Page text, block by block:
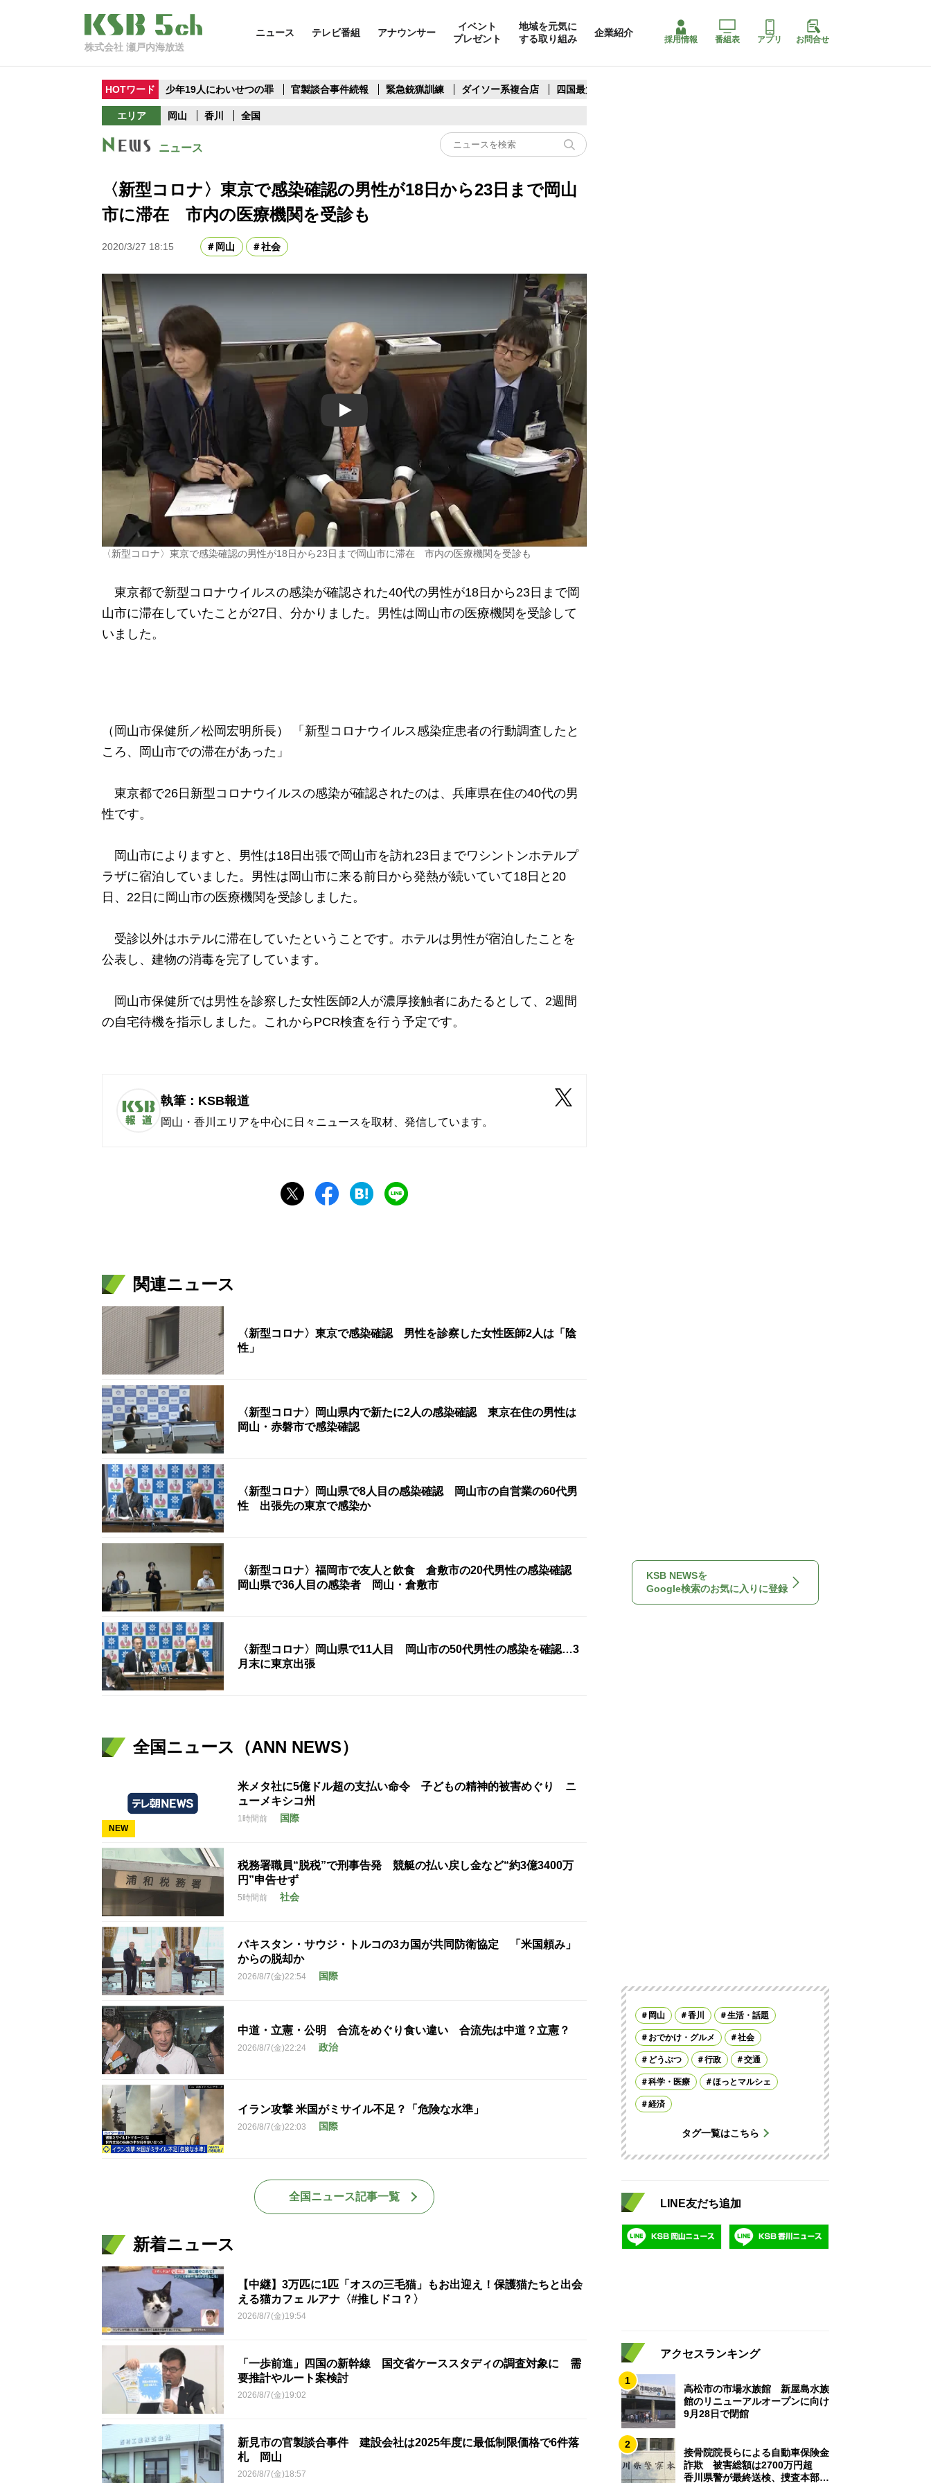
株式会社 瀬戸内海放送
ニュース テレビ番組 アナウンサー
イベント
プレゼント
地域を元気に
する取り組み
企業紹介
採用情報 番組表 アプリ お問合せ
HOTワード 少年19人にわいせつの罪 官製談合事件続報 緊急銃猟訓練 ダイソー系複合店 四国最大スリコ
エリア 岡山 香川 全国
ニュース
〈新型コロナ〉東京で感染確認の男性が18日から23日まで岡山
市に滞在 市内の医療機関を受診も
2020/3/27 18:15 岡山 社会
Play
〈新型コロナ〉東京で感染確認の男性が18日から23日まで岡山市に滞在 市内の医療機関を受診も
東京都で新型コロナウイルスの感染が確認された40代の男性が18日から23日まで岡
山市に滞在していたことが27日、分かりました。男性は岡山市の医療機関を受診して
いました。
（岡山市保健所／松岡宏明所長） 「新型コロナウイルス感染症患者の行動調査したと
ころ、岡山市での滞在があった」
東京都で26日新型コロナウイルスの感染が確認されたのは、兵庫県在住の40代の男
性です。
岡山市によりますと、男性は18日出張で岡山市を訪れ23日までワシントンホテルプ
ラザに宿泊していました。男性は岡山市に来る前日から発熱が続いていて18日と20
日、22日に岡山市の医療機関を受診しました。
受診以外はホテルに滞在していたということです。ホテルは男性が宿泊したことを
公表し、建物の消毒を完了しています。
岡山市保健所では男性を診察した女性医師2人が濃厚接触者にあたるとして、2週間
の自宅待機を指示しました。これからPCR検査を行う予定です。
執筆：KSB報道
岡山・香川エリアを中心に日々ニュースを取材、発信しています。
関連ニュース
〈新型コロナ〉東京で感染確認 男性を診察した女性医師2人は「陰
性」
〈新型コロナ〉岡山県内で新たに2人の感染確認 東京在住の男性は
岡山・赤磐市で感染確認
〈新型コロナ〉岡山県で8人目の感染確認 岡山市の自営業の60代男
性 出張先の東京で感染か
〈新型コロナ〉福岡市で友人と飲食 倉敷市の20代男性の感染確認
岡山県で36人目の感染者 岡山・倉敷市
〈新型コロナ〉岡山県で11人目 岡山市の50代男性の感染を確認…3
月末に東京出張
全国ニュース（ANN NEWS）
NEW
米メタ社に5億ドル超の支払い命令 子どもの精神的被害めぐり ニ
ューメキシコ州
1時間前 国際
税務署職員“脱税”で刑事告発 競艇の払い戻し金など“約3億3400万
円”申告せず
5時間前 社会
パキスタン・サウジ・トルコの3カ国が共同防衛協定 「米国頼み」
からの脱却か
2026/8/7(金)22:54 国際
中道・立憲・公明 合流をめぐり食い違い 合流先は中道？立憲？
2026/8/7(金)22:24 政治
イラン攻撃 米国がミサイル不足？「危険な水準」
2026/8/7(金)22:03 国際
全国ニュース記事一覧
新着ニュース
【中継】3万匹に1匹「オスの三毛猫」もお出迎え！保護猫たちと出会
える猫カフェ ルアナ〈#推しドコ？〉
2026/8/7(金)19:54
「一歩前進」四国の新幹線 国交省ケーススタディの調査対象に 需
要推計やルート案検討
2026/8/7(金)19:02
新見市の官製談合事件 建設会社は2025年度に最低制限価格で6件落
札 岡山
2026/8/7(金)18:57
KSB NEWSを
Google検索のお気に入りに登録
岡山 香川 生活・話題
おでかけ・グルメ 社会
どうぶつ 行政 交通
科学・医療 ほっとマルシェ
経済
タグ一覧はこちら
LINE友だち追加
アクセスランキング
1
高松市の市場水族館 新屋島水族
館のリニューアルオープンに向け
9月28日で閉館
2
接骨院院長らによる自動車保険金
詐欺 被害総額は2700万円超
香川県警が最終送検、捜査本部解